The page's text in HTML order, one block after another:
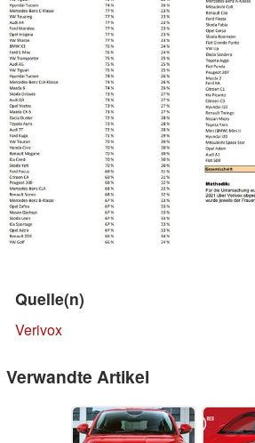
Quelle(n)
Verivox
Verwandte Artikel